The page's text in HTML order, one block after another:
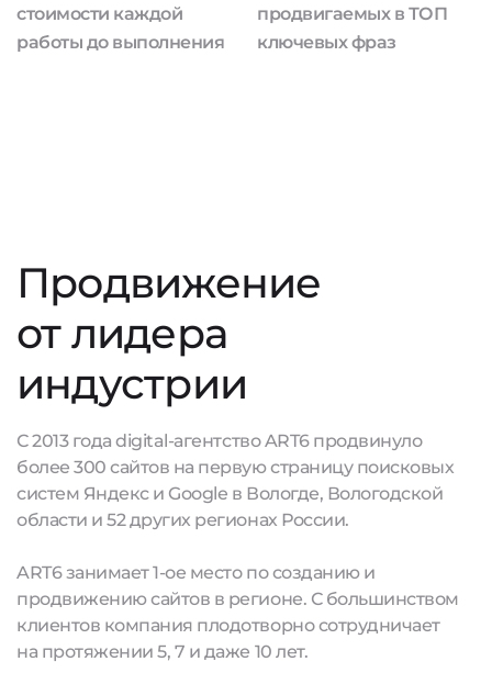
стоимости каждой
работы до выполнения
продвигаемых в ТОП
ключевых фраз
Продвижение
от лидера
индустрии
С 2013 года digital-агентство ART6 продвинуло
более 300 сайтов на первую страницу поисковых
систем Яндекс и Google в Вологде, Вологодской
области и 52 других регионах России.
ART6 занимает 1-ое место по созданию и
продвижению сайтов в регионе. С большинством
клиентов компания плодотворно сотрудничает
на протяжении 5, 7 и даже 10 лет.